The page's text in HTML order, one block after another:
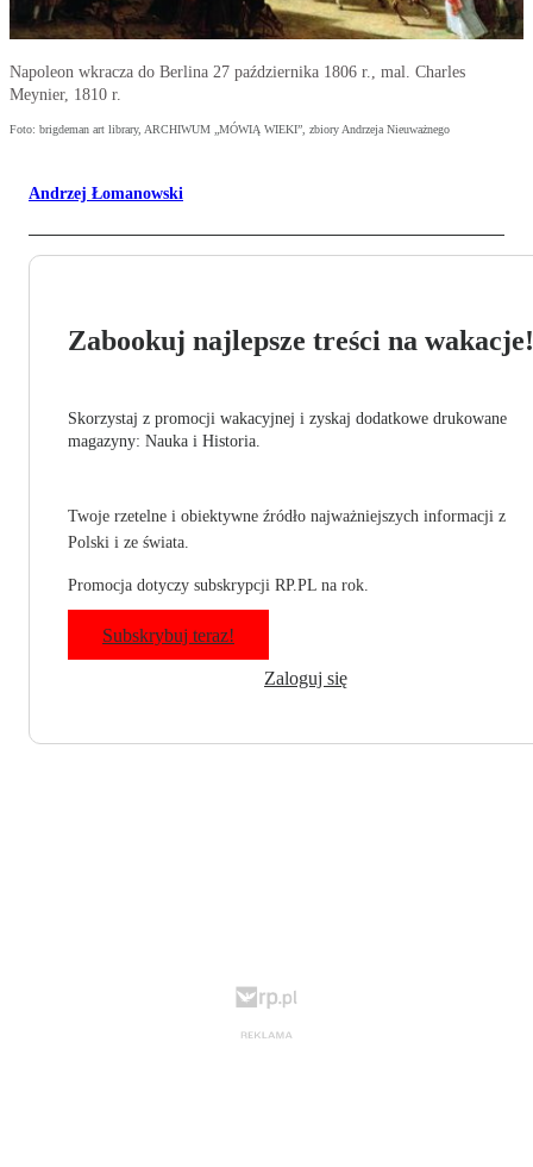
Napoleon wkracza do Berlina 27 października 1806 r., mal. Charles
Meynier, 1810 r.
Foto: brigdeman art library, ARCHIWUM „MÓWIĄ WIEKI”, zbiory Andrzeja Nieuważnego
Andrzej Łomanowski
Zabookuj najlepsze treści na wakacje!
Skorzystaj z promocji wakacyjnej i zyskaj dodatkowe drukowane
magazyny: Nauka i Historia.
Twoje rzetelne i obiektywne źródło najważniejszych informacji z
Polski i ze świata.
Promocja dotyczy subskrypcji RP.PL na rok.
Subskrybuj teraz!
Zaloguj się